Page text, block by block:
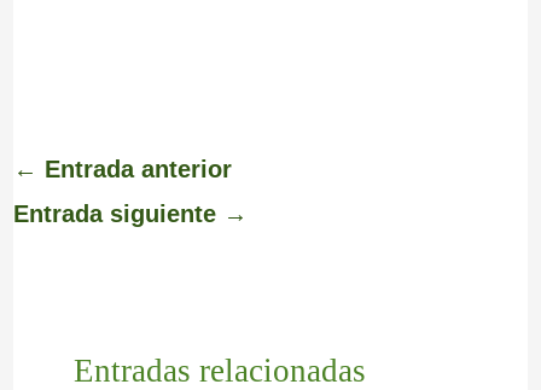
← Entrada anterior
Entrada siguiente →
Entradas relacionadas